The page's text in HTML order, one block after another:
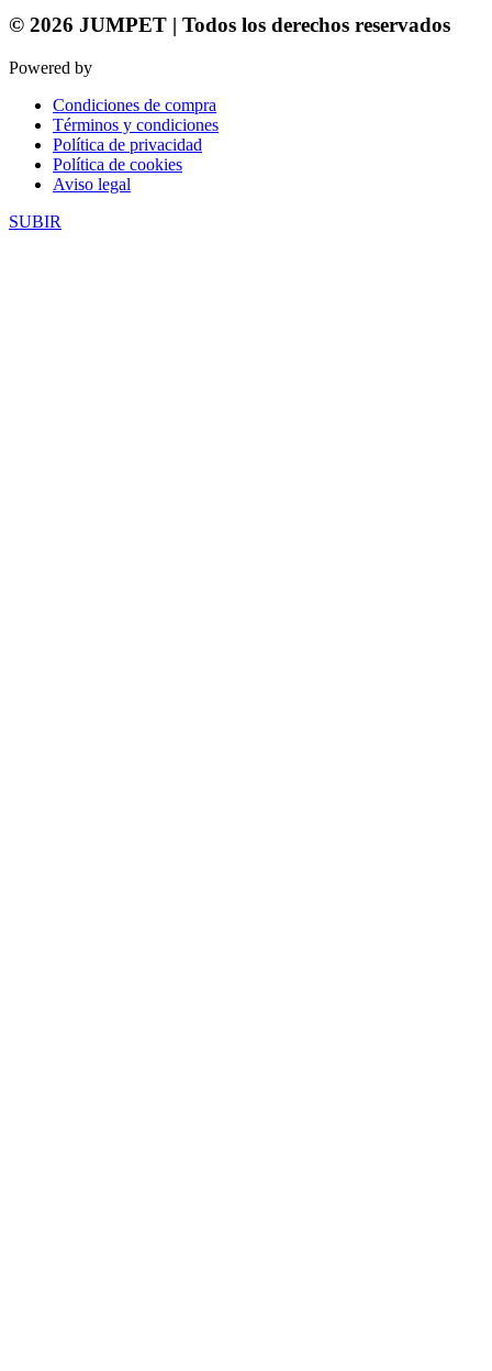
© 2026 JUMPET | Todos los derechos reservados
Powered by
Condiciones de compra
Términos y condiciones
Política de privacidad
Política de cookies
Aviso legal
SUBIR